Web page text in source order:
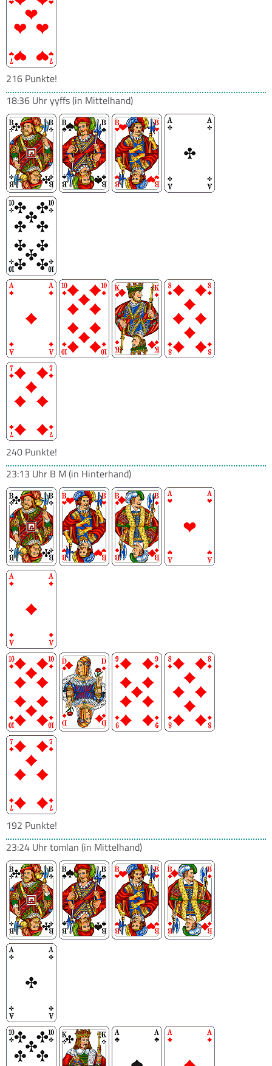
216 Punkte!
18:36 Uhryyffs(in Mittelhand)
240 Punkte!
23:13 Uhr B M (in Hinterhand)
192 Punkte!
23:24 Uhrtomlan (in Mittelhand)